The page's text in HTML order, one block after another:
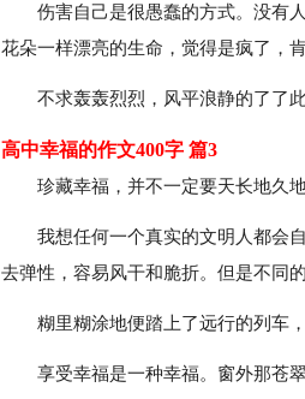
伤害自己是很愚蠢的方式。没有
花朵一样漂亮的生命，觉得是疯了，肯
不求轰轰烈烈，风平浪静的了了
高中幸福的作文400字 篇3
珍藏幸福，并不一定要天长地久地
我想任何一个真实的文明人都会
去弹性，容易风干和脆折。但是不同
糊里糊涂地便踏上了远行的列车
享受幸福是一种幸福。窗外那苍